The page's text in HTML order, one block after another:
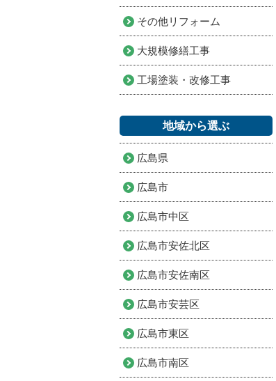
その他リフォーム
大規模修繕工事
工場塗装・改修工事
地域から選ぶ
広島県
広島市
広島市中区
広島市安佐北区
広島市安佐南区
広島市安芸区
広島市東区
広島市南区